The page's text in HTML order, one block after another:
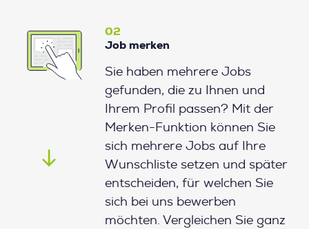
02
Job merken
Sie haben mehrere Jobs
gefunden, die zu Ihnen und
Ihrem Profil passen? Mit der
Merken-Funktion können Sie
sich mehrere Jobs auf Ihre
Wunschliste setzen und später
entscheiden, für welchen Sie
sich bei uns bewerben
möchten. Vergleichen Sie ganz